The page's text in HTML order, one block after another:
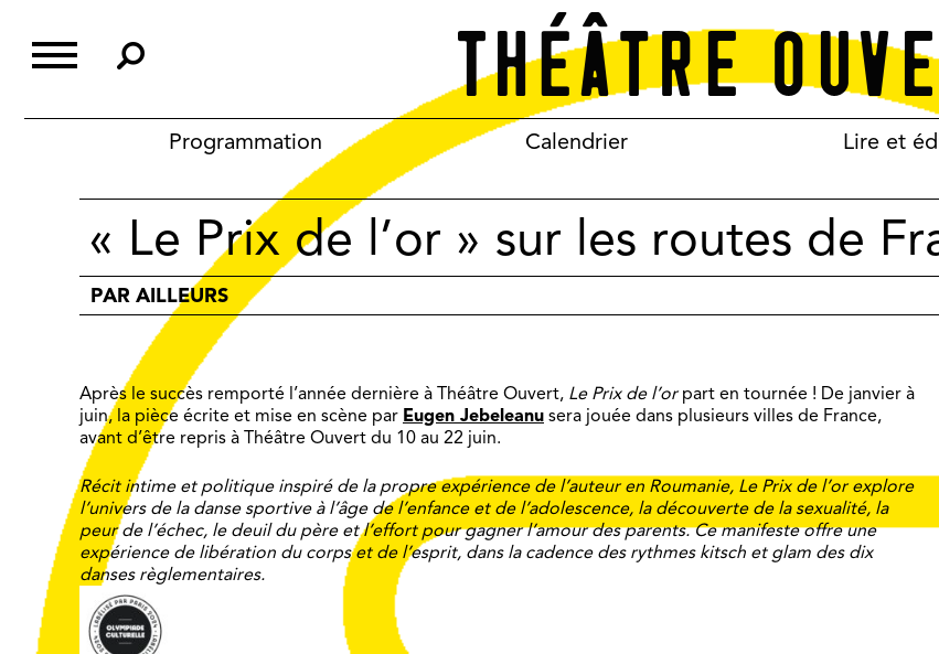
content
Programmation Calendrier Lire et
« Le Prix de l’or » sur les routes de
PAR AILLEURS
Après le succès remporté l’année dernière à Théâtre Ouvert, Le Prix de l’orpart en tournée ! De janvier à
juin, la pièce écrite et mise en scène par Eugen Jebeleanu sera jouée dans plusieurs villes de France,
avant d’être repris à Théâtre Ouvert du 10 au 22 juin.
Récit intime et politique inspiré de la propre expérience de l’auteur en Roumanie, Le Prix de l’or explore
l’univers de la danse sportive à l’âge de l’enfance et de l’adolescence, la découverte de la sexualité, la
peur de l’échec, le deuil du père et l’effort pour gagner l’amour des parents. Ce manifeste offre une
expérience de libération du corps et de l’esprit, dans la cadence des rythmes kitsch et glam des dix
danses règlementaires.